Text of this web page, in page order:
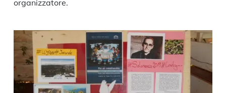
organizzatore.